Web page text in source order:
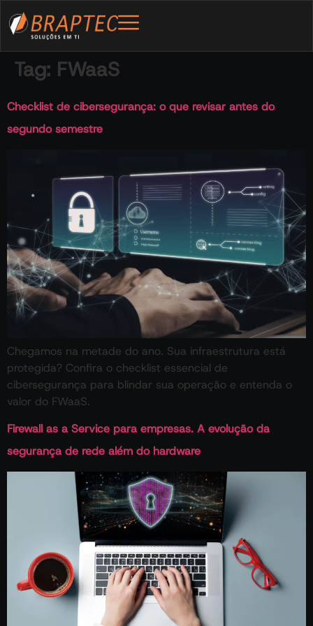
Tag: FWaaS
Checklist de cibersegurança: o que revisar antes do
segundo semestre
Chegamos na metade do ano. Sua infraestrutura está
protegida? Confira o checklist essencial de
cibersegurança para blindar sua operação e entenda o
valor do FWaaS.
Firewall as a Service para empresas. A evolução da
segurança de rede além do hardware